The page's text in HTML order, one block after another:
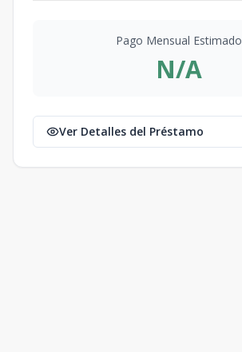
Pago Mensual Estimado
N/A
Ver Detalles del Préstamo